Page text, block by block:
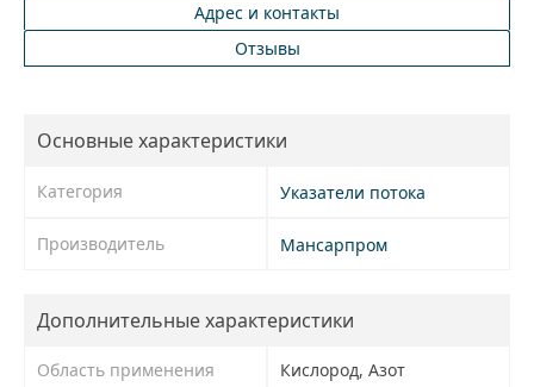
Адрес и контакты
Отзывы
Основные характеристики
Категория Указатели потока
Производитель Мансарпром
Дополнительные характеристики
Область применения Кислород, Азот